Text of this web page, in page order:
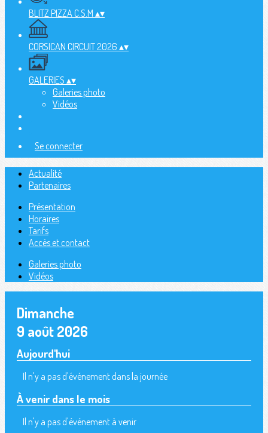
BLITZ PIZZA C.S.M ▴▾
CORSICAN CIRCUIT 2026 ▴▾
GALERIES ▴▾
Galeries photo
Vidéos
Se connecter
Actualité
Partenaires
Présentation
Horaires
Tarifs
Accès et contact
Galeries photo
Vidéos
Dimanche
9 août 2026
Aujourd'hui
Il n'y a pas d'événement dans la journée
À venir dans le mois
Il n'y a pas d'événement à venir